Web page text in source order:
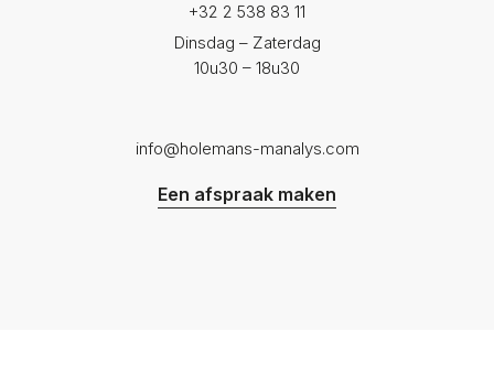
+32 2 538 83 11
Dinsdag – Zaterdag
10u30 – 18u30
info@holemans-manalys.com
Een afspraak maken